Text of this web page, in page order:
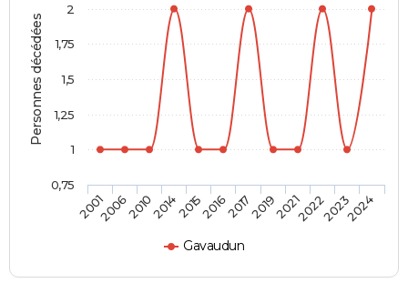
Personnes décédées
Gavaudun
200120062010201420152016201720192021202220232024
0,75
1
1,25
1,5
1,75
2